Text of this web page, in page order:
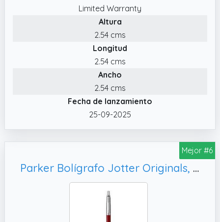
el cierre se realizan con un agradable clic;
Estructura de plástico que no se araña,
Limited Warranty
Altura
2.54 cms
Longitud
2.54 cms
Ancho
2.54 cms
Fecha de lanzamiento
25-09-2025
Mejor #6
Parker Bolígrafo Jotter Originals, paquete de 1